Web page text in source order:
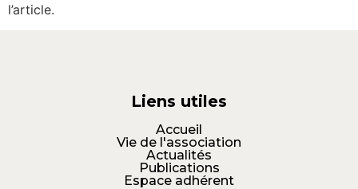
l’article.
Liens utiles
Accueil
Vie de l'association
Actualités
Publications
Espace adhérent